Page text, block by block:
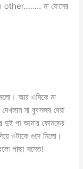
মা বোনের
আর ওদিকে মা
মা বুবসজব দেয়া
দুই পা আমার কোমড়ের
ওটাকে গুদে নিলো।
পাছা সমেত!